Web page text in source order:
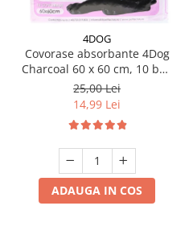
4DOG
Covorase absorbante 4Dog
Charcoal 60 x 60 cm, 10 buc
/ pachet
25,00 Lei
14,99 Lei
ADAUGA IN COS